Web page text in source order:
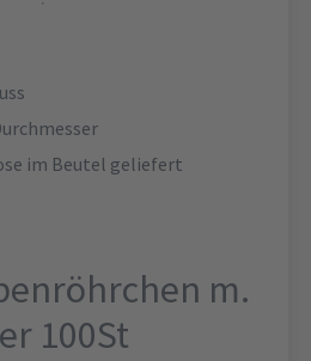
im Beutel geliefert
m.
100St